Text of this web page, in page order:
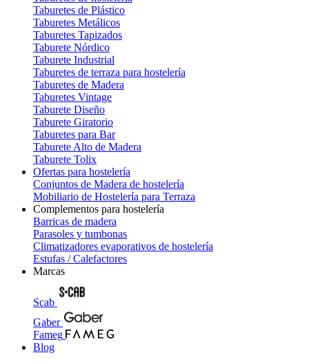
Taburetes de Plástico
Taburetes Metálicos
Taburetes Tapizados
Taburete Nórdico
Taburete Industrial
Taburetes de terraza para hostelería
Taburetes de Madera
Taburetes Vintage
Taburete Diseño
Taburete Giratorio
Taburetes para Bar
Taburete Alto de Madera
Taburete Tolix
Ofertas para hostelería
Conjuntos de Madera de hostelería
Mobiliario de Hostelería para Terraza
Complementos para hostelería
Barricas de madera
Parasoles y tumbonas
Climatizadores evaporativos de hostelería
Estufas / Calefactores
Marcas
Scab
Gaber
Fameg
Blog